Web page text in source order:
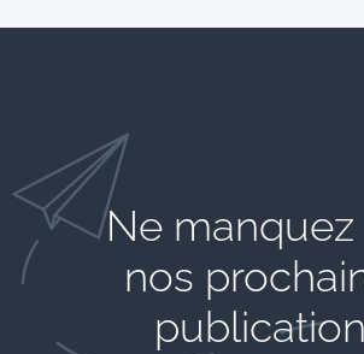
Ne manquez
nos